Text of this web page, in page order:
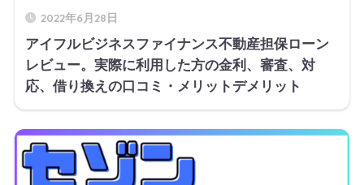
2022年6月28日
アイフルビジネスファイナンス不動産担保ローン
レビュー。実際に利用した方の金利、審査、対
応、借り換えの口コミ・メリットデメリット